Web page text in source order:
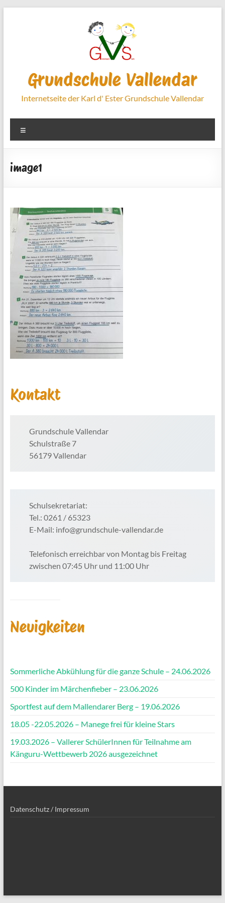
Grundschule Vallendar
Internetseite der Karl d' Ester Grundschule Vallendar
image1
Kontakt
Grundschule Vallendar
Schulstraße 7
56179 Vallendar
Schulsekretariat:
Tel.: 0261 / 65323
E-Mail: info@grundschule-vallendar.de
Telefonisch erreichbar von Montag bis Freitag
zwischen 07:45 Uhr und 11:00 Uhr
Neuigkeiten
Sommerliche Abkühlung für die ganze Schule – 24.06.2026
500 Kinder im Märchenfieber – 23.06.2026
Sportfest auf dem Mallendarer Berg – 19.06.2026
18.05 -22.05.2026 – Manege frei für kleine Stars
19.03.2026 – Vallerer SchülerInnen für Teilnahme am
Känguru-Wettbewerb 2026 ausgezeichnet
Datenschutz / Impressum